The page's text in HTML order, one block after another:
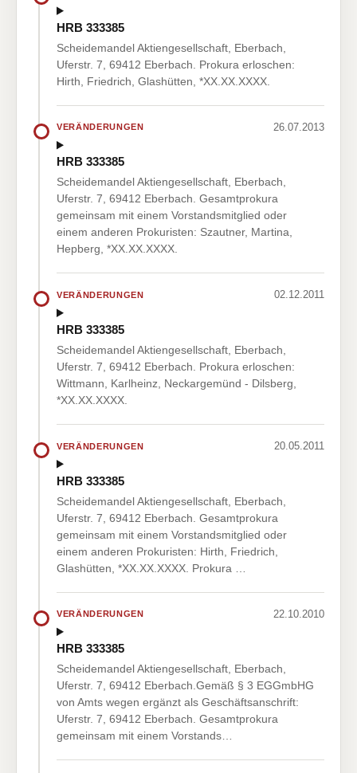
HRB 333385
Scheidemandel Aktiengesellschaft, Eberbach,
Uferstr. 7, 69412 Eberbach. Prokura erloschen:
Hirth, Friedrich, Glashütten, *XX.XX.XXXX.
VERÄNDERUNGEN 26.07.2013
HRB 333385
Scheidemandel Aktiengesellschaft, Eberbach,
Uferstr. 7, 69412 Eberbach. Gesamtprokura
gemeinsam mit einem Vorstandsmitglied oder
einem anderen Prokuristen: Szautner, Martina,
Hepberg, *XX.XX.XXXX.
VERÄNDERUNGEN 02.12.2011
HRB 333385
Scheidemandel Aktiengesellschaft, Eberbach,
Uferstr. 7, 69412 Eberbach. Prokura erloschen:
Wittmann, Karlheinz, Neckargemünd - Dilsberg,
*XX.XX.XXXX.
VERÄNDERUNGEN 20.05.2011
HRB 333385
Scheidemandel Aktiengesellschaft, Eberbach,
Uferstr. 7, 69412 Eberbach. Gesamtprokura
gemeinsam mit einem Vorstandsmitglied oder
einem anderen Prokuristen: Hirth, Friedrich,
Glashütten, *XX.XX.XXXX. Prokura …
VERÄNDERUNGEN 22.10.2010
HRB 333385
Scheidemandel Aktiengesellschaft, Eberbach,
Uferstr. 7, 69412 Eberbach.Gemäß § 3 EGGmbHG
von Amts wegen ergänzt als Geschäftsanschrift:
Uferstr. 7, 69412 Eberbach. Gesamtprokura
gemeinsam mit einem Vorstands…